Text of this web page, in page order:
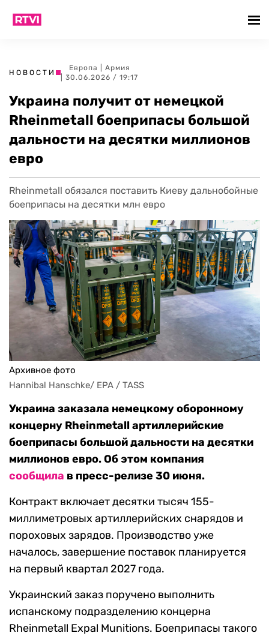
НОВОСТИ
Европа
Армия
| 30.06.2026 / 19:17
Украина получит от немецкой
Rheinmetall боеприпасы большой
дальности на десятки миллионов
евро
Rheinmetall обязался поставить Киеву дальнобойные
боеприпасы на десятки млн евро
Архивное фото
Hannibal Hanschke/ EPA / TASS
Украина заказала немецкому оборонному
концерну Rheinmetall артиллерийские
боеприпасы большой дальности на десятки
миллионов евро. Об этом компания
сообщила в пресс-релизе 30 июня.
Контракт включает десятки тысяч 155-
миллиметровых артиллерийских снарядов и
пороховых зарядов. Производство уже
началось, завершение поставок планируется
на первый квартал 2027 года.
Украинский заказ поручено выполнить
испанскому подразделению концерна
Rheinmetall Expal Munitions. Боеприпасы такого